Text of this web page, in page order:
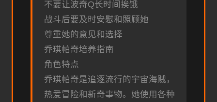
不要让波奇Q长时间挨饿
战斗后要及时安慰和照顾她
尊重她的意见和选择
乔琪帕奇培养指南
角色特点
乔琪帕奇是追逐流行的宇宙海贼，
热爱冒险和新奇事物。她使用各种